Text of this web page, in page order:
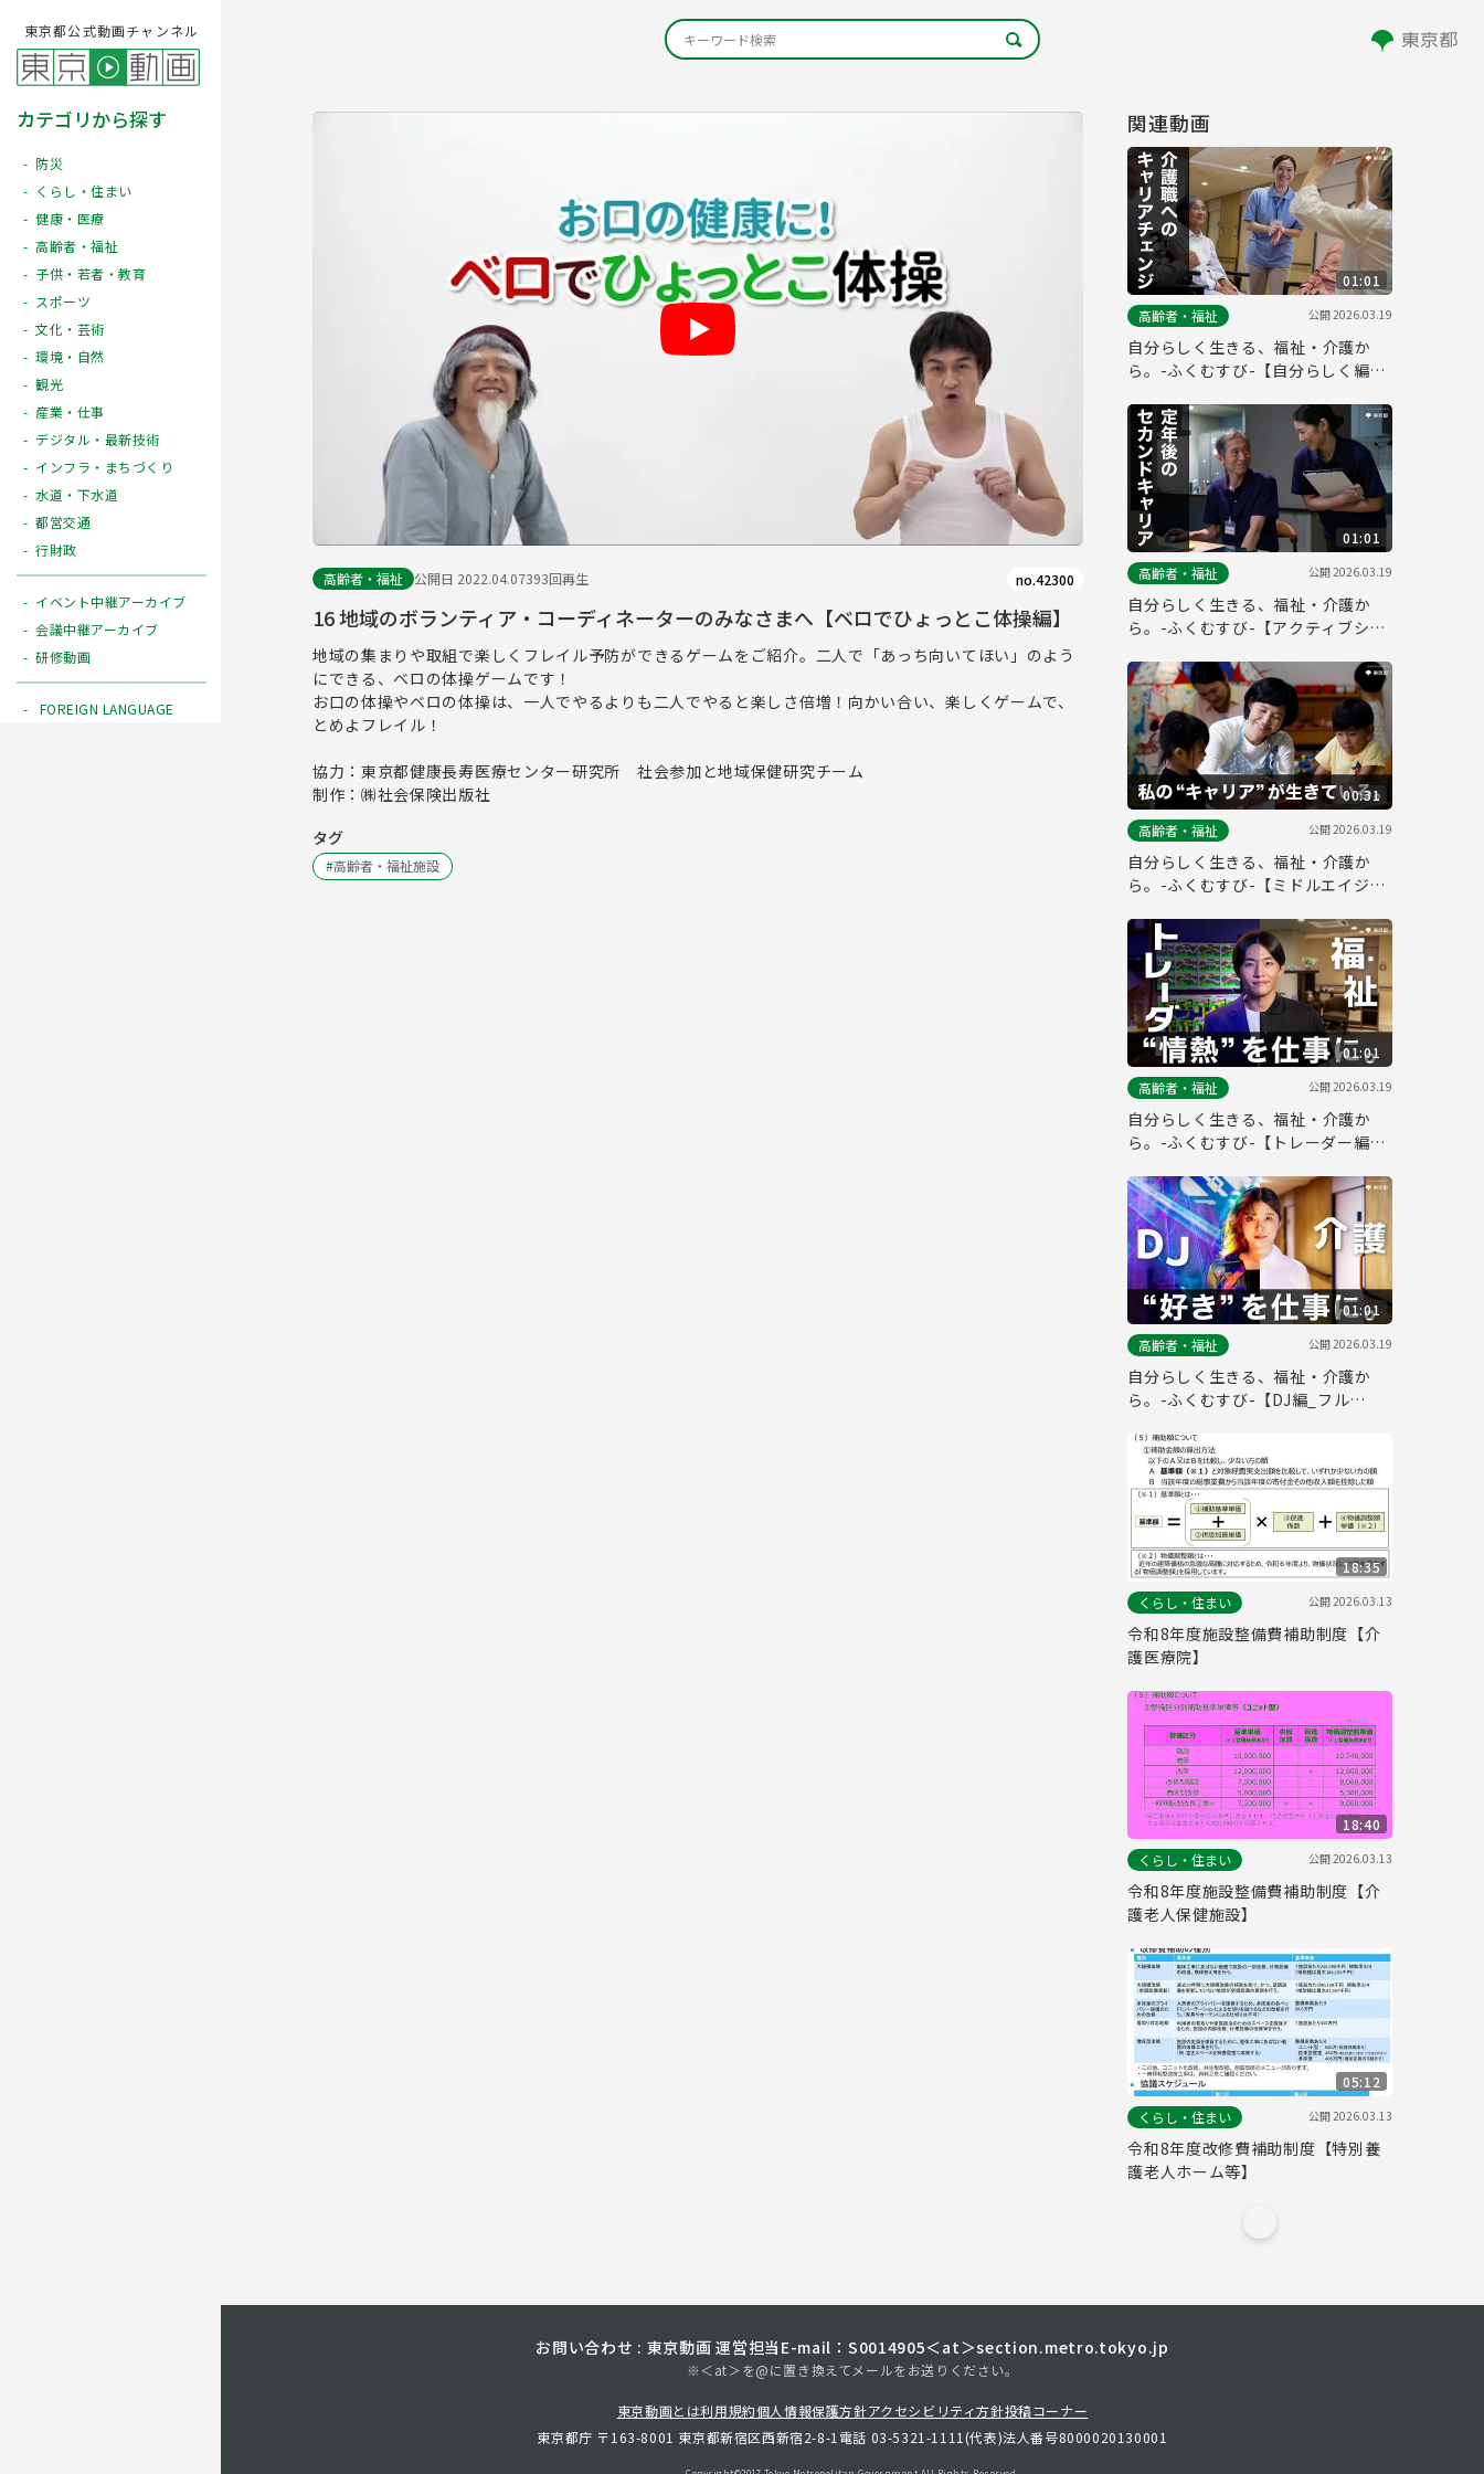
東京都公式動画チャンネル
カテゴリから探す
防災
くらし・住まい
健康・医療
高齢者・福祉
子供・若者・教育
スポーツ
文化・芸術
環境・自然
観光
産業・仕事
デジタル・最新技術
インフラ・まちづくり
水道・下水道
都営交通
行財政
イベント中継アーカイブ
会議中継アーカイブ
研修動画
FOREIGN LANGUAGE
高齢者・福祉 公開日 2022.04.07393回再生 no.42300
16 地域のボランティア・コーディネーターのみなさまへ【ベロでひょっとこ体操編】
地域の集まりや取組で楽しくフレイル予防ができるゲームをご紹介。二人で「あっち向いてほい」のよう
にできる、ベロの体操ゲームです！
お口の体操やベロの体操は、一人でやるよりも二人でやると楽しさ倍増！向かい合い、楽しくゲームで、
とめよフレイル！
協力：東京都健康長寿医療センター研究所 社会参加と地域保健研究チーム
制作：㈱社会保険出版社
タグ
#高齢者・福祉施設
関連動画
01:01
高齢者・福祉
公開2026.03.19
自分らしく生きる、福祉・介護か
ら。-ふくむすび-【自分らしく編_
01:01
高齢者・福祉
公開2026.03.19
自分らしく生きる、福祉・介護か
ら。-ふくむすび-【アクティブシニ
00:31
高齢者・福祉
公開2026.03.19
自分らしく生きる、福祉・介護か
ら。-ふくむすび-【ミドルエイジ編
01:01
高齢者・福祉
公開2026.03.19
自分らしく生きる、福祉・介護か
ら。-ふくむすび-【トレーダー編_
01:01
高齢者・福祉
公開2026.03.19
自分らしく生きる、福祉・介護か
ら。-ふくむすび-【DJ編_フル
18:35
くらし・住まい
公開2026.03.13
令和8年度施設整備費補助制度【介
護医療院】
18:40
くらし・住まい
公開2026.03.13
令和8年度施設整備費補助制度【介
護老人保健施設】
05:12
くらし・住まい
公開2026.03.13
令和8年度改修費補助制度【特別養
護老人ホーム等】
お問い合わせ : 東京動画 運営担当 E-mail：S0014905＜at＞section.metro.tokyo.jp
※＜at＞を@に置き換えてメールをお送りください。
東京動画とは利用規約個人情報保護方針アクセシビリティ方針投稿コーナー
東京都庁 〒163-8001 東京都新宿区西新宿2-8-1 電話 03-5321-1111(代表)法人番号8000020130001